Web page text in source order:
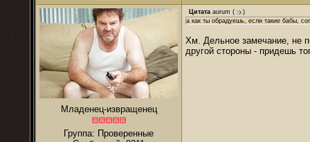
Младенец-извращенец
Группа: Проверенные
Цитата аurum (
)
а как ты обрадуешь, если такие бабы,
Хм. Дельное замечание, не
другой стороны - придешь